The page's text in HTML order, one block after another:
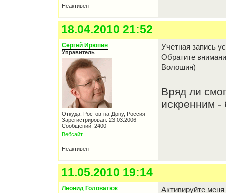
Неактивен
18.04.2010 21:52
Сергей Ирюпин
Управитель
Откуда: Ростов-на-Дону, Россия
Зарегистрирован: 23.03.2006
Сообщений: 2400
Вебсайт
Учетная запись
Обратите
Волошин)
Вряд ли
искренним -
Неактивен
11.05.2010 19:14
Леонид Головатюк Активируйте